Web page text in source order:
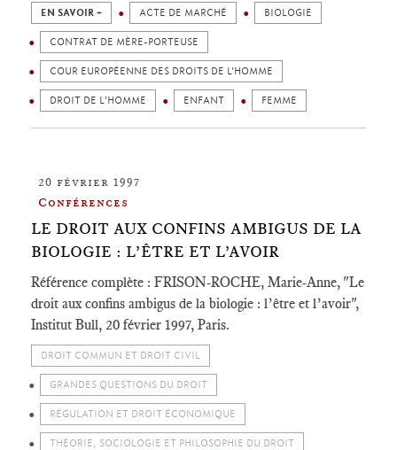
EN SAVOIR + ACTE DE MARCHÉ BIOLOGIE
CONTRAT DE MÈRE-PORTEUSE
COUR EUROPÉENNE DES DROITS DE L’HOMME
DROIT DE L'HOMME ENFANT FEMME
20 février 1997
Conférences
LE DROIT AUX CONFINS AMBIGUS DE LA
BIOLOGIE : L’ÊTRE ET L’AVOIR
Référence complète : FRISON-ROCHE, Marie-Anne, "Le
droit aux confins ambigus de la biologie : l’être et l’avoir",
Institut Bull, 20 février 1997, Paris.
DROIT COMMUN ET DROIT CIVIL
GRANDES QUESTIONS DU DROIT
RÉGULATION ET DROIT ÉCONOMIQUE
THÉORIE, SOCIOLOGIE ET PHILOSOPHIE DU DROIT